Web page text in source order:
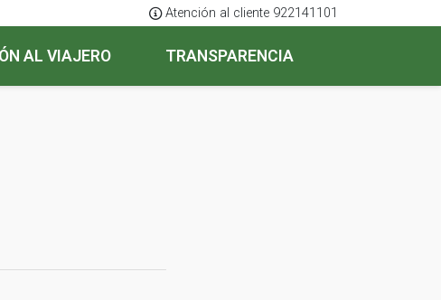
Atención al cliente 922141101
AL VIAJERO TRANSPARENCIA